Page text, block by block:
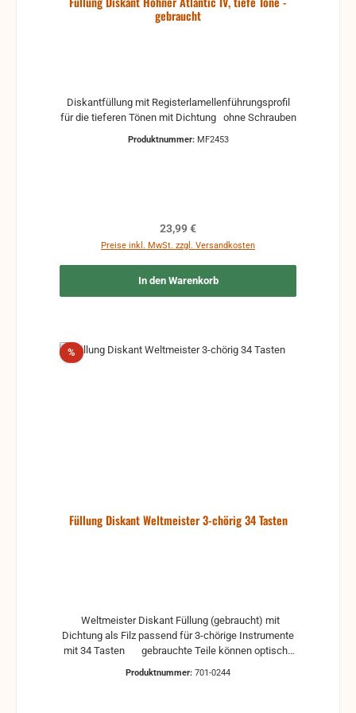
gebraucht
Diskantfüllung mit Registerlamellenführungsprofil
für die tieferen Tönen mit Dichtung ohne Schrauben
Produktnummer: MF2453
Regulärer Preis:
23,99 €
Preise inkl. MwSt. zzgl. Versandkosten
In den Warenkorb
%Rabatt
Füllung Diskant Weltmeister 3-chörig 34 Tasten
Dichtung als Filz passend für 3-chörige Instrumente
mit 34 Tasten gebrauchte Teile können optische
Produktnummer: 701-0244